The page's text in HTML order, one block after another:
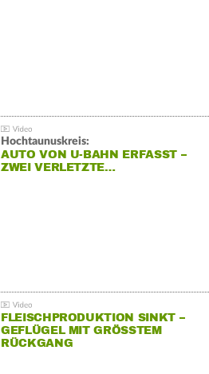
Hochtaunuskreis:
AUTO VON U-BAHN ERFASST –
ZWEI VERLETZTE…
FLEISCHPRODUKTION SINKT –
GEFLÜGEL MIT GRÖSSTEM R
ÜCKGANG